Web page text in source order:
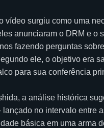
vídeo surgiu como uma
anunciaram o DRM e o
fazendo perguntas
ele, o objetivo era
para sua conferência
a análise histórica
no intervalo entre
básica em uma arma